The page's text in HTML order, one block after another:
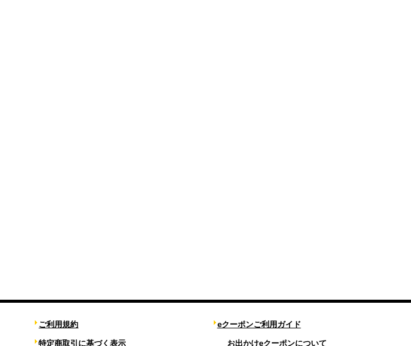
ご利用規約
特定商取引に基づく表示
eクーポンご利用ガイド
お出かけeクーポンについて